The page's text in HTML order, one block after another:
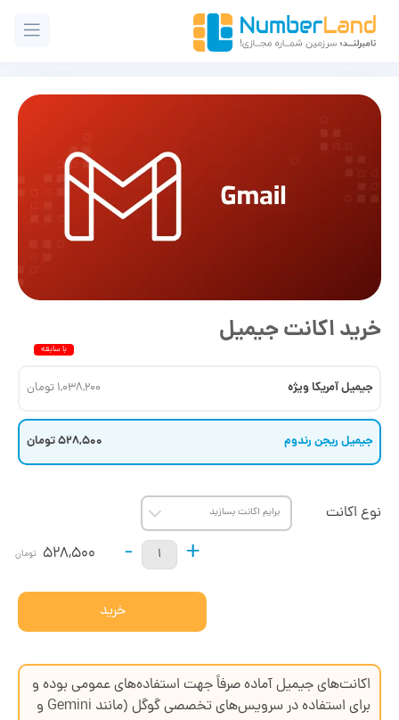
خرید اکانت جیمیل
جیمیل آمریکا ویژه 1,038,200 تومان
جیمیل ریجن رندوم 528,500 تومان
نوع اکانت
+
-
528,500 تومان
خرید
اکانت‌های جیمیل آماده صرفاً جهت استفاده‌های عمومی بوده و
برای استفاده در سرویس‌های تخصصی گوگل (مانند Gemini و